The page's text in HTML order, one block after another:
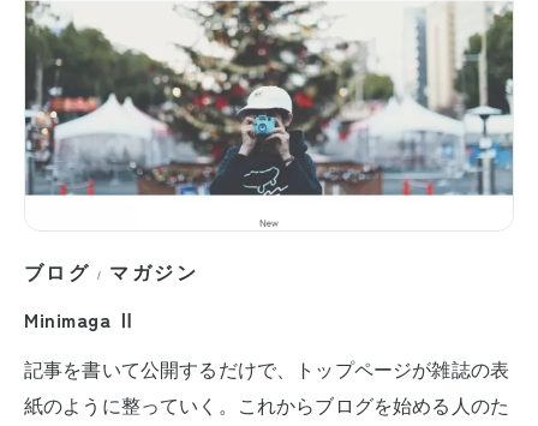
ブログ / マガジン
Minimaga Ⅱ
記事を書いて公開するだけで、トップページが雑誌の表
紙のように整っていく。これからブログを始める人のた